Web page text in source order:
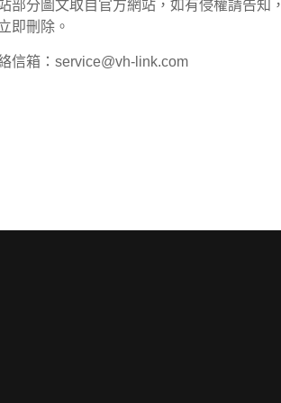
部分圖文取自官方網站，如有侵權請告知，
即刪除。
信箱：service@vh-link.com